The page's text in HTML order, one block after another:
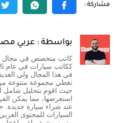
بواسطة : عربي
كاتب متخصص في مجال
في هذا المجال ولي
تغطي مجموعة متنوعة من
حيث اقوم بتحليل شامل
استعرضها، مما يمكن
عند شراء سيارة
السيارات للمحتوى